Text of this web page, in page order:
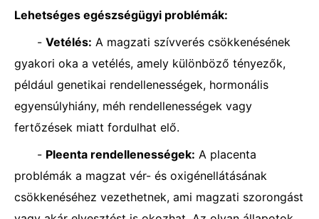
Lehetséges egészségügyi problémák:
- Vetélés: A magzati szívverés csökkenésének
gyakori oka a vetélés, amely különböző tényezők,
például genetikai rendellenességek, hormonális
egyensúlyhiány, méh rendellenességek vagy
fertőzések miatt fordulhat elő.
- Pleenta rendellenességek: A placenta
problémák a magzat vér- és oxigénellátásának
csökkenéséhez vezethetnek, ami magzati szorongást